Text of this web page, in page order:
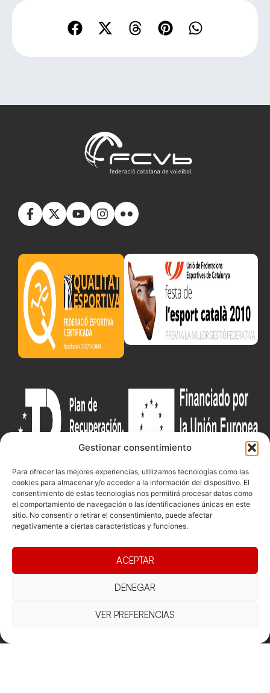
Gestionar consentimiento
Para ofrecer las mejores experiencias, utilizamos tecnologías como las
cookies para almacenar y/o acceder a la información del dispositivo. El
consentimiento de estas tecnologías nos permitirá procesar datos como
el comportamiento de navegación o las identificaciones únicas en este
sitio. No consentir o retirar el consentimiento, puede afectar
negativamente a ciertas características y funciones.
ACEPTAR
DENEGAR
VER PREFERENCIAS
Federació
directiva
Competicions
Competiciones
Competiciones
Vólei neu
Documentacio
Funcionament
Eleccions
Contacte
16, 5ºC,
Barcelona